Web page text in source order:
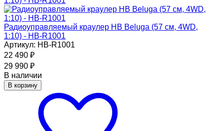
Радиоуправляемый краулер HB Beluga (57 см, 4WD,
1:10) - HB-R1001
Артикул: HB-R1001
22 490 ₽
29 990 ₽
В наличии
В корзину